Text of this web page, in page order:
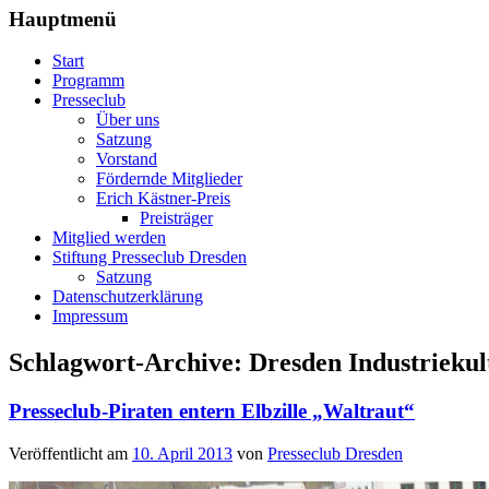
Hauptmenü
Start
Programm
Presseclub
Über uns
Satzung
Vorstand
Fördernde Mitglieder
Erich Kästner-Preis
Preisträger
Mitglied werden
Stiftung Presseclub Dresden
Satzung
Datenschutzerklärung
Impressum
Schlagwort-Archive: Dresden
Presseclub-Piraten entern Elbzille „Waltraut“
Veröffentlicht am 10. April 2013 von Presseclub Dresden